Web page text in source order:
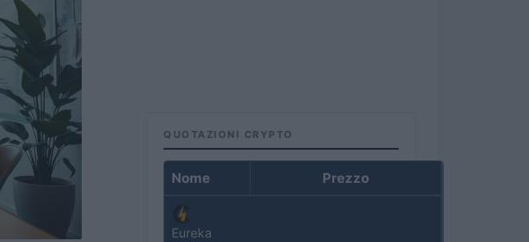
QUOTAZIONI CRYPTO
Nome Prezzo
Eureka